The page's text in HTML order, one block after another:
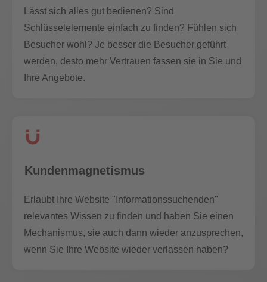
Lässt sich alles gut bedienen? Sind
Schlüsselelemente einfach zu finden? Fühlen sich
Besucher wohl? Je besser die Besucher geführt
werden, desto mehr Vertrauen fassen sie in Sie und
Ihre Angebote.
Kundenmagnetismus
Erlaubt Ihre Website "Informationssuchenden"
relevantes Wissen zu finden und haben Sie einen
Mechanismus, sie auch dann wieder anzusprechen,
wenn Sie Ihre Website wieder verlassen haben?